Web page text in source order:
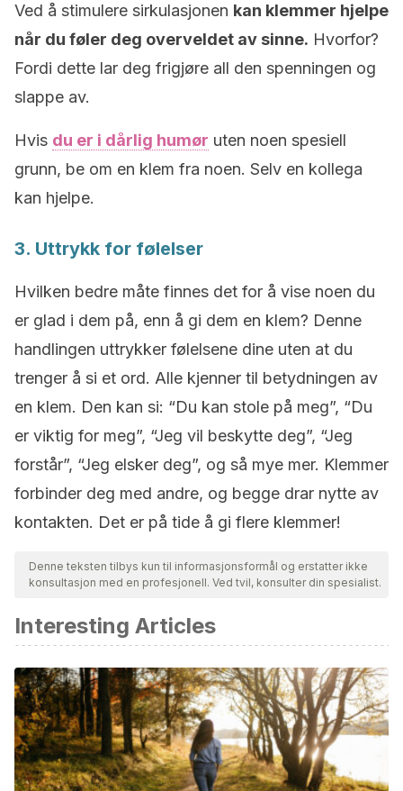
Ved å stimulere sirkulasjonen kan klemmer hjelpe
når du føler deg overveldet av sinne. Hvorfor?
Fordi dette lar deg frigjøre all den spenningen og
slappe av.
Hvis du er i dårlig humør uten noen spesiell
grunn, be om en klem fra noen. Selv en kollega
kan hjelpe.
3. Uttrykk for følelser
Hvilken bedre måte finnes det for å vise noen du
er glad i dem på, enn å gi dem en klem? Denne
handlingen uttrykker følelsene dine uten at du
trenger å si et ord. Alle kjenner til betydningen av
en klem. Den kan si: “Du kan stole på meg”, “Du
er viktig for meg”, “Jeg vil beskytte deg”, “Jeg
forstår”, “Jeg elsker deg”, og så mye mer. Klemmer
forbinder deg med andre, og begge drar nytte av
kontakten. Det er på tide å gi flere klemmer!
Denne teksten tilbys kun til informasjonsformål og erstatter ikke
konsultasjon med en profesjonell. Ved tvil, konsulter din spesialist.
Interesting Articles